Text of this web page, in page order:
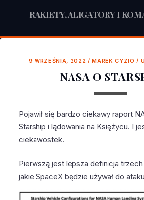
RAKIETY, ALIGATORY I
9 WRZEŚNIA, 2022 /MAREK CYZIO /
NASA O
Pojawił się bardzo ciekawy raport
Starship i lądowania na Księżycu. I
ciekawostek.
Pierwszą jest lepsza definicja trzech
jakie SpaceX będzie używał do